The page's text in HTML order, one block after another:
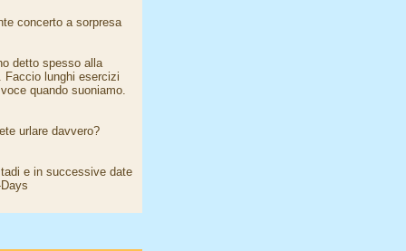
concerto a sorpresa
detto spesso alla
Faccio lunghi esercizi
quando suoniamo.
urlare davvero?
e in successive date